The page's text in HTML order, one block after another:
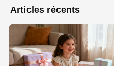
Articles récents